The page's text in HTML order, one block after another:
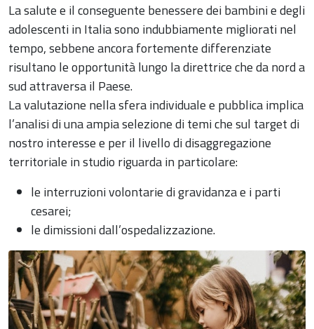
La salute e il conseguente benessere dei bambini e degli
adolescenti in Italia sono indubbiamente migliorati nel
tempo, sebbene ancora fortemente differenziate
risultano le opportunità lungo la direttrice che da nord a
sud attraversa il Paese.
La valutazione nella sfera individuale e pubblica implica
l’analisi di una ampia selezione di temi che sul target di
nostro interesse e per il livello di disaggregazione
territoriale in studio riguarda in particolare:
le interruzioni volontarie di gravidanza e i parti
cesarei;
le dimissioni dall’ospedalizzazione.